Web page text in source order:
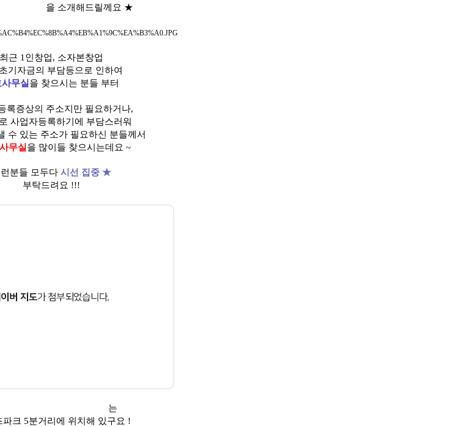
을 소개해드릴께요 ★
최근 1인창업, 소자본창업
기자금의 부담등으로 인하여
무실을 찾으시는 분들 부터
록증상의 주소지만 필요하거나,
사업자등록하기에 부담스러워
수 있는 주소가 필요하신 분들께서
무실을 많이들 찾으시는데요 ~
분들 모두다 시선 집중 ★
부탁드려요 !!!
는
파크 5분거리에 위치해 있구요 !